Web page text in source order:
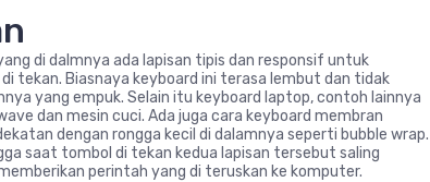
di dalmnya ada lapisan tipis dan responsif untuk
tekan. Biasnaya keyboard ini terasa lembut dan tidak
yang empuk. Selain itu keyboard laptop, contoh lainnya
dan mesin cuci. Ada juga cara keyboard membran
dengan rongga kecil di dalamnya seperti bubble wrap.
saat tombol di tekan kedua lapisan tersebut saling
perintah yang di teruskan ke komputer.